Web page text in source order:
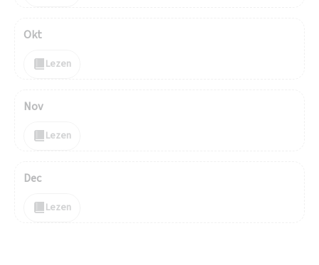
Okt
Lezen
Nov
Lezen
Dec
Lezen